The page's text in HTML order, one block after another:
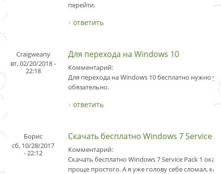
перейти.
ответить
Craigweany
вт, 02/20/2018 -
22:18
Для перехода на Windows 10
Комментарий:
Для перехода на Windows 10 бесплатно нужно
обязательно.
ответить
Борис
сб, 10/28/2017
- 22:12
Скачать бесплатно Windows 7 Service
Комментарий:
Скачать бесплатно Windows 7 Service Pack 1
проще простого. А я уже голову себе сломал,